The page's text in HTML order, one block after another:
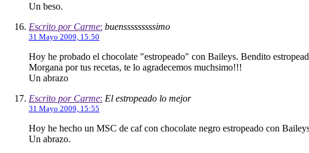
Un beso.
Escrito por Carme: buensssssssssimo
31 Mayo 2009, 15:50
Hoy he probado el chocolate "estropeado" con Baileys. Bendito
Morgana por tus recetas, te lo agradecemos muchsimo!!!
Un abrazo
Escrito por Carme: El estropeado lo mejor
31 Mayo 2009, 15:55
Hoy he hecho un MSC de caf con chocolate negro estropeado con
Un abrazo.